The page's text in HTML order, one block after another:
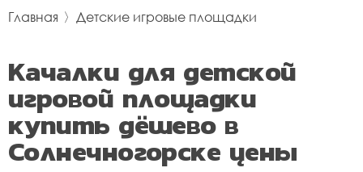
Главная 〉 Детские игровые площадки
Качалки для детской
игровой площадки
купить дёшево в
Солнечногорске цены